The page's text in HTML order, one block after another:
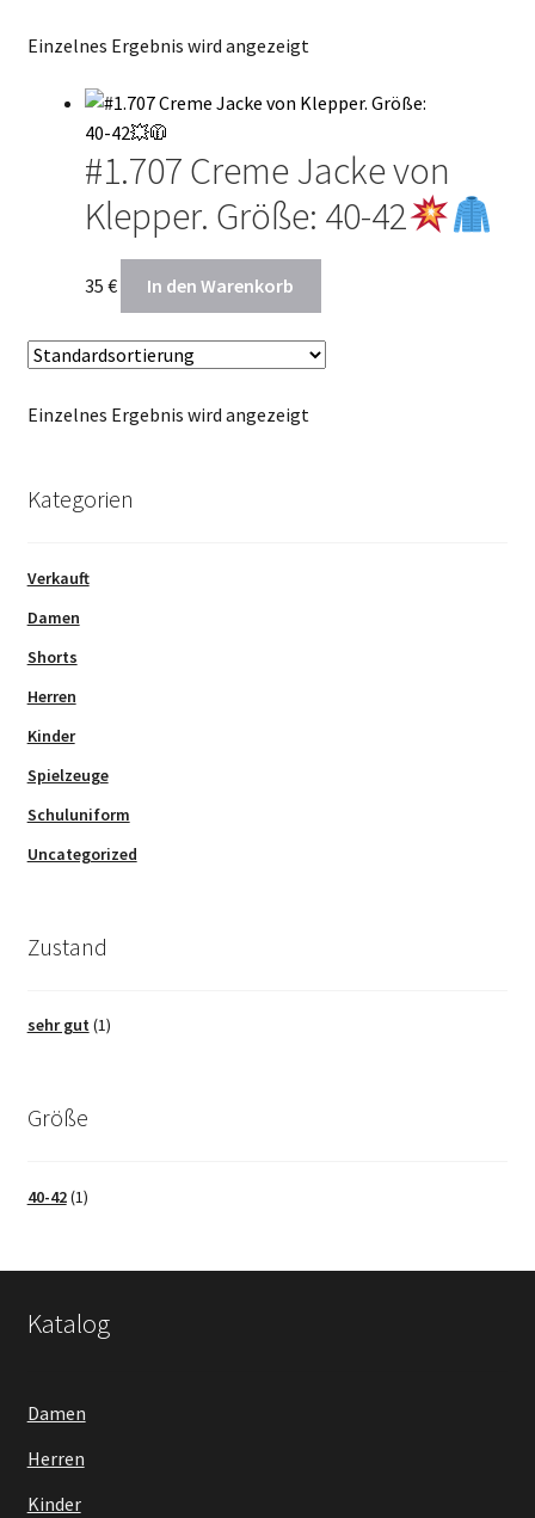
Kontakte
Einzelnes Ergebnis wird angezeigt
#1.707 Creme Jacke von
Klepper. Größe: 40-42
35 € In den Warenkorb
Einzelnes Ergebnis wird angezeigt
Kategorien
Verkauft
Damen
Shorts
Herren
Kinder
Spielzeuge
Schuluniform
Uncategorized
Zustand
sehr gut (1)
Größe
40-42(1)
Katalog
Damen
Herren
Kinder